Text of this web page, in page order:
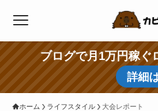
ブログで月1万円稼ぐ
詳細
ホーム ライフスタイル 大会レポート